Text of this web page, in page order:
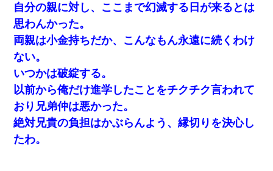
自分の親に対し、ここまで幻滅する日が来るとは
思わんかった。
両親は小金持ちだか、こんなもん永遠に続くわけ
ない。
いつかは破綻する。
以前から俺だけ進学したことをチクチク言われて
おり兄弟仲は悪かった。
絶対兄貴の負担はかぶらんよう、縁切りを決心し
たわ。